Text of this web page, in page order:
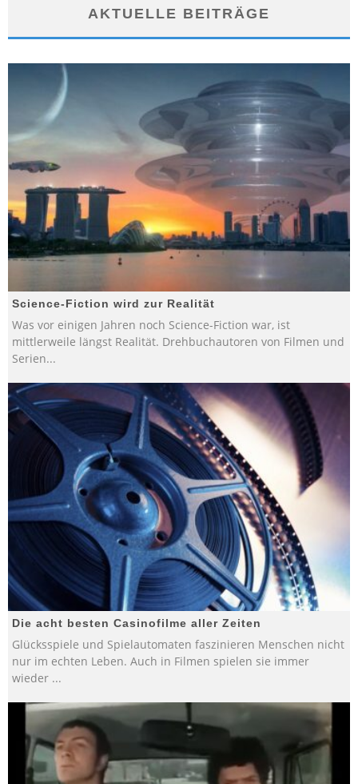
AKTUELLE BEITRÄGE
Science-Fiction wird zur Realität
Was vor einigen Jahren noch Science-Fiction war, ist
mittlerweile längst Realität. Drehbuchautoren von Filmen und
Serien...
Die acht besten Casinofilme aller Zeiten
Glücksspiele und Spielautomaten faszinieren Menschen nicht
nur im echten Leben. Auch in Filmen spielen sie immer
wieder ...